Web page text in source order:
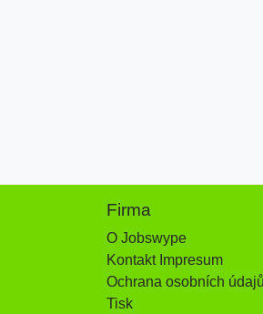
Firma
O Jobswype
Kontakt Impresum
Ochrana osobních
Tisk